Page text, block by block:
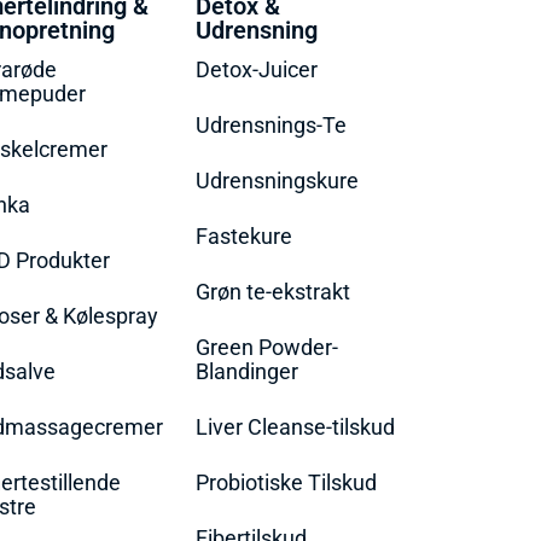
&
Produkter
& Kølespray
Detox &
Udrensning
Detox-Juicer
Udrensnings-Te
Udrensningskure
Fastekure
Grøn te-ekstrakt
Green Powder-
Blandinger
Liver Cleanse-tilskud
Probiotiske Tilskud